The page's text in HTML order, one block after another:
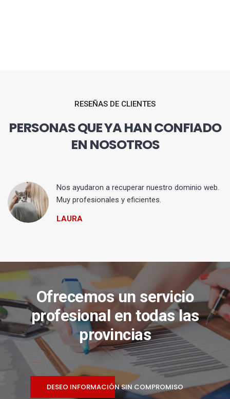
RESEÑAS DE CLIENTES
PERSONAS QUE YA HAN CONFIADO
EN NOSOTROS
Nos ayudaron a recuperar nuestro dominio web.
Muy profesionales y eficientes.
LAURA
Ofrecemos un servicio
profesional en todas las
provincias
DESEO INFORMACIÓN SIN COMPROMISO